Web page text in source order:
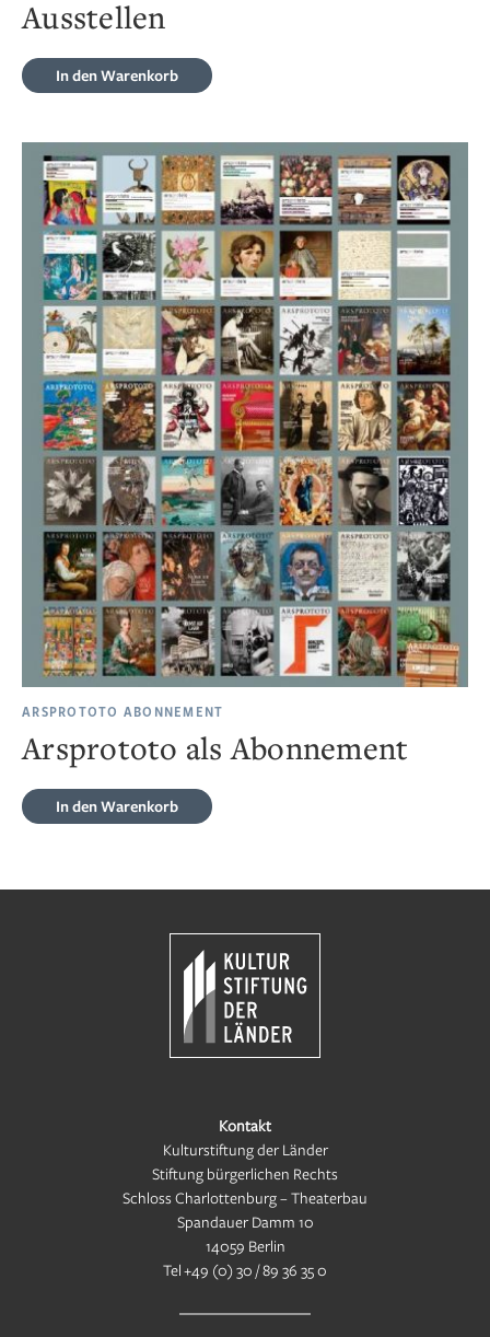
Ausstellen
In den Warenkorb
ARSPROTOTO ABONNEMENT
Arsprototo als Abonnement
In den Warenkorb
Kontakt
Kulturstiftung der Länder
Stiftung bürgerlichen Rechts
Schloss Charlottenburg – Theaterbau
Spandauer Damm 10
14059 Berlin
Tel+49 (0) 30 / 89 36 35 0